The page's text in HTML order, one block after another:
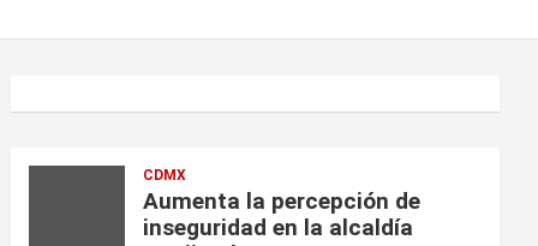
CDMX
Aumenta la percepción de
inseguridad en la alcaldía